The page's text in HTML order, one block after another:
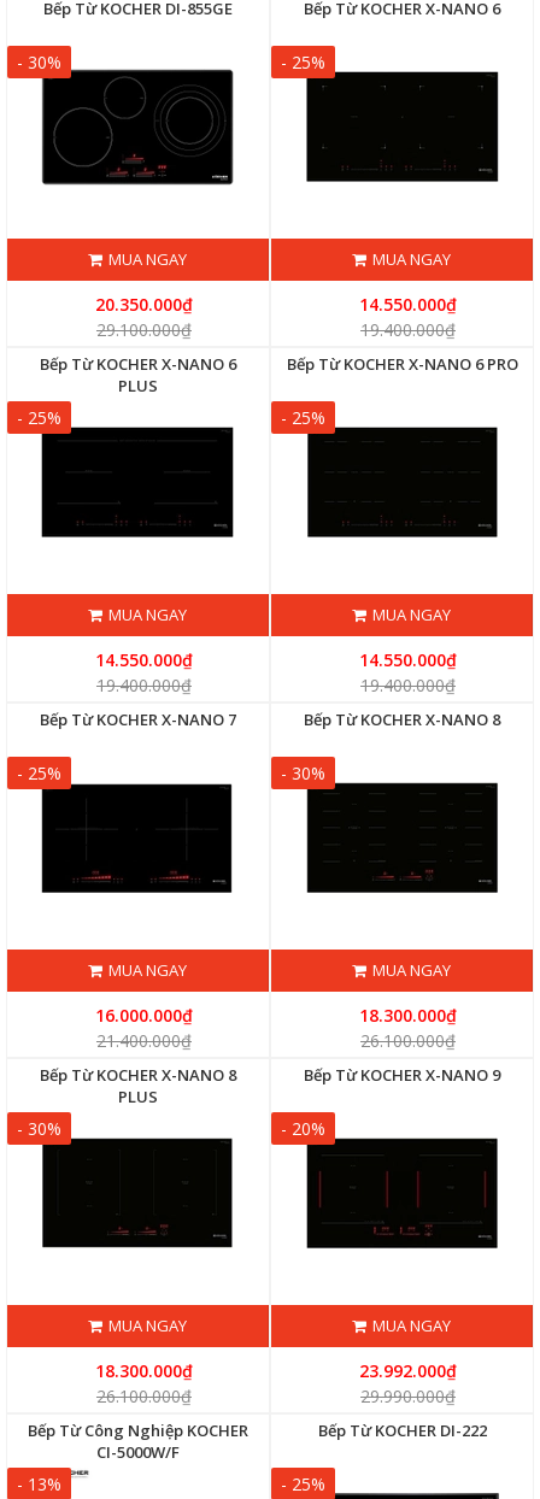
Bếp Từ KOCHER DI-855GE
- 30%
MUA NGAY
20.350.000₫
29.100.000₫
Bếp Từ KOCHER X-NANO 6
- 25%
MUA NGAY
14.550.000₫
19.400.000₫
Bếp Từ KOCHER X-NANO 6
PLUS
- 25%
MUA NGAY
14.550.000₫
19.400.000₫
Bếp Từ KOCHER X-NANO 6 PRO
- 25%
MUA NGAY
14.550.000₫
19.400.000₫
Bếp Từ KOCHER X-NANO 7
- 25%
MUA NGAY
16.000.000₫
21.400.000₫
Bếp Từ KOCHER X-NANO 8
- 30%
MUA NGAY
18.300.000₫
26.100.000₫
Bếp Từ KOCHER X-NANO 8
PLUS
- 30%
MUA NGAY
18.300.000₫
26.100.000₫
Bếp Từ KOCHER X-NANO 9
- 20%
MUA NGAY
23.992.000₫
29.990.000₫
Bếp Từ Công Nghiệp KOCHER
CI-5000W/F
- 13%
Bếp Từ KOCHER DI-222
- 25%